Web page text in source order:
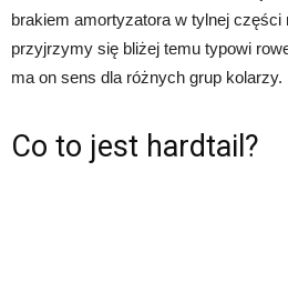
brakiem amortyzatora w tylnej
przyjrzymy się bliżej temu typowi
ma on sens dla różnych grup kolarzy.
Co to jest hardtail?